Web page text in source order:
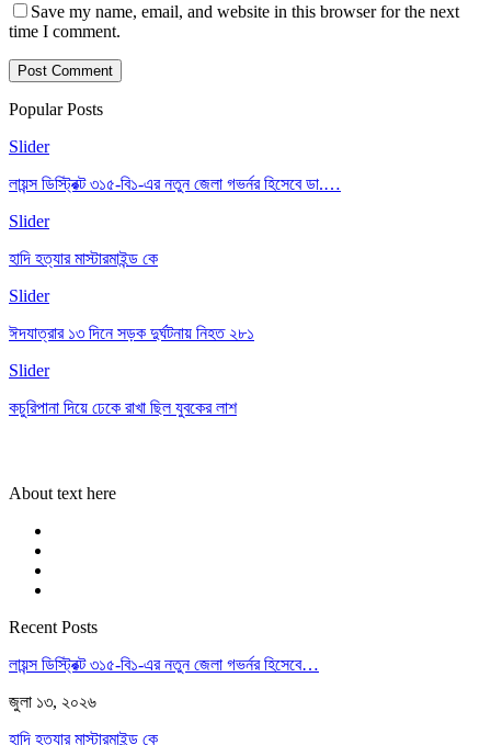
Save my name, email, and website in this browser for the next
time I comment.
Popular Posts
Slider
লায়ন্স ডিস্ট্রিক্ট ৩১৫-বি১-এর নতুন জেলা গভর্নর হিসেবে ডা.…
Slider
হাদি হত্যার মাস্টারমাইন্ড কে
Slider
ঈদযাত্রার ১৩ দিনে সড়ক দুর্ঘটনায় নিহত ২৮১
Slider
কচুরিপানা দিয়ে ঢেকে রাখা ছিল যুবকের লাশ
About text here
Recent Posts
লায়ন্স ডিস্ট্রিক্ট ৩১৫-বি১-এর নতুন জেলা গভর্নর হিসেবে…
জুলা ১৩, ২০২৬
হাদি হত্যার মাস্টারমাইন্ড কে